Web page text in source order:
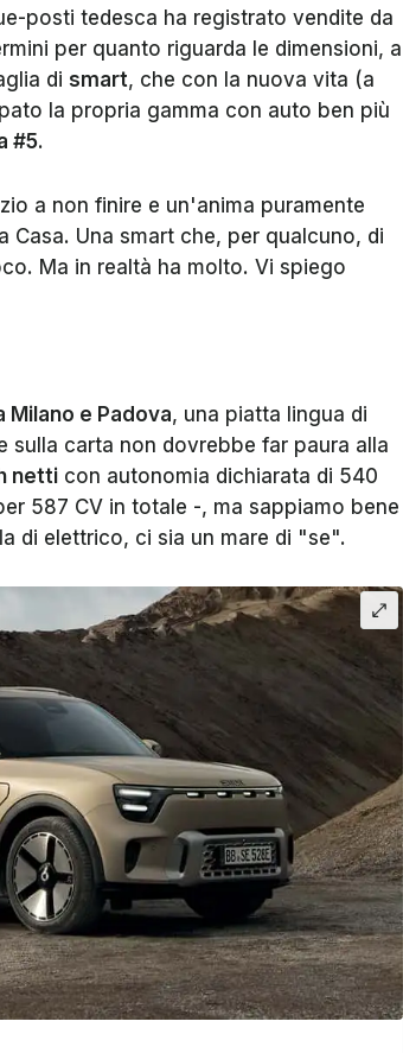
posti tedesca ha registrato vendite da
per quanto riguarda le dimensioni, a
di smart, che con la nuova vita (a
la propria gamma con auto ben più
#5.
a non finire e un'anima puramente
Casa. Una smart che, per qualcuno, di
Ma in realtà ha molto. Vi spiego
Milano e Padova, una piatta lingua di
sulla carta non dovrebbe far paura alla
netti con autonomia dichiarata di 540
587 CV in totale -, ma sappiamo bene
di elettrico, ci sia un mare di "se".